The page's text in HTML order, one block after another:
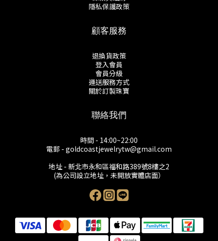
隱私保護政策
顧客服務
退換貨政策
登入會員
會員分級
運送服務方式
關於訂製珠寶
聯絡我們
時間 - 14:00~22:00
電郵 - goldcoastjewelrytw@gmail.com
地址 - 新北市永和區福和路389號8樓之2
(為公司設立地址，未開放實體店面）